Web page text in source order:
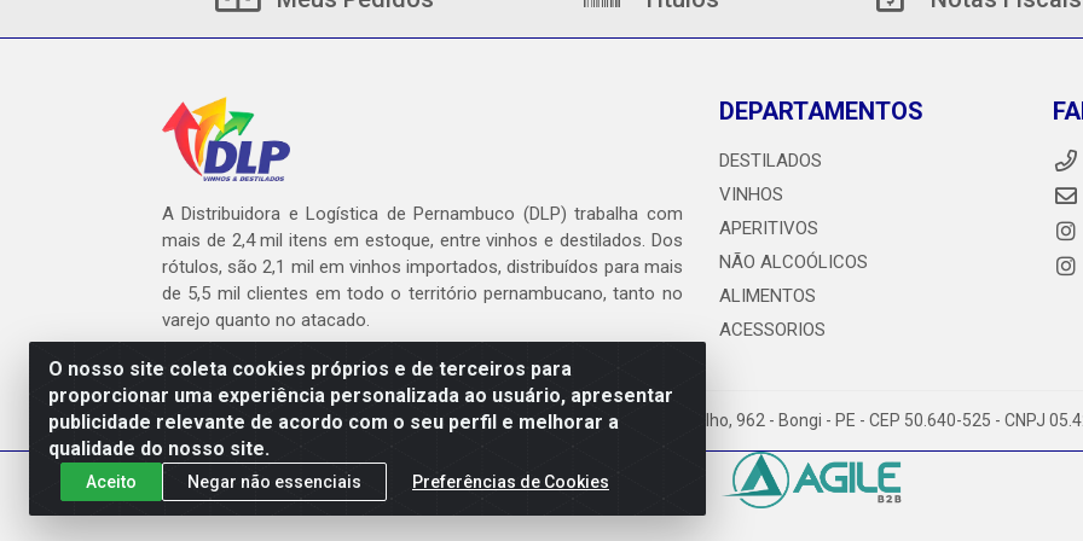
O nosso site coleta cookies próprios e de terceiros para
proporcionar uma experiência personalizada ao usuário, apresentar
publicidade relevante de acordo com o seu perfil e melhorar a
qualidade do nosso site.
Aceito Negar não essenciais Preferências de Cookies
A Distribuidora e Logística de Pernambuco (DLP) trabalha com
mais de 2,4 mil itens em estoque, entre vinhos e destilados. Dos
rótulos, são 2,1 mil em vinhos importados, distribuídos para mais
de 5,5 mil clientes em todo o território pernambucano, tanto no
varejo quanto no atacado.
DEPARTAMENTOS
DESTILADOS
VINHOS
APERITIVOS
NÃO ALCOÓLICOS
ALIMENTOS
ACESSORIOS
DLP - AV. Engenheiro Abdias de Carvalho, 962 - Bongi - PE - CEP 50.640-525 - CNPJ